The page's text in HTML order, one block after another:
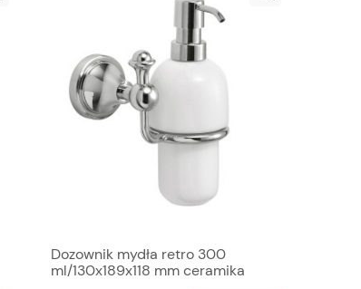
Dozownik mydła retro 300
ml/130x189x118 mm ceramika